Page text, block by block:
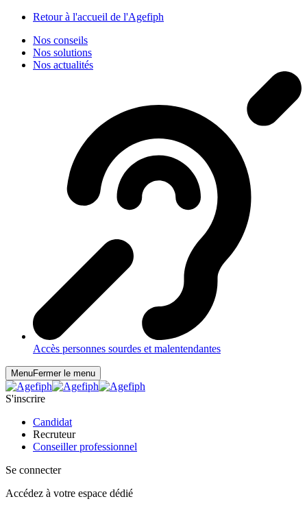
Retour à l'accueil de l'Agefiph
Nos conseils
Nos solutions
Nos actualités
Accès personnes sourdes et malentendantes
MenuFermer le menu
S'inscrire
Candidat
Recruteur
Conseiller professionnel
Se connecter
Accédez à votre espace dédié